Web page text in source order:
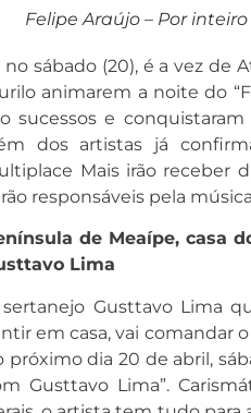
Felipe Araújo – Por inteiro
no sábado (20), é a vez de
animarem a noite do
sucessos e
dos artistas já
Mais irão receber
responsáveis pela
de Meaípe, casa
Lima
Gusttavo Lima
em casa, vai comandar
próximo dia 20 de abril,
Gusttavo Lima”.